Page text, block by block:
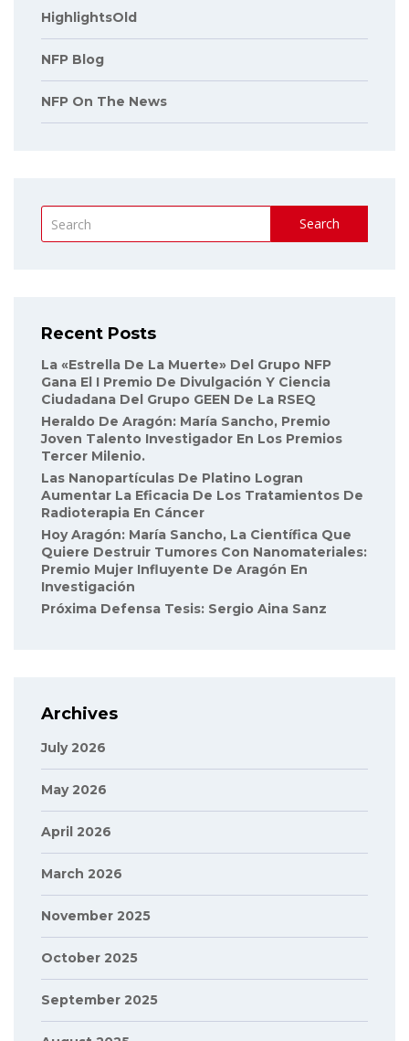
HighlightsOld
NFP Blog
NFP On The News
Search
Recent Posts
La «Estrella De La Muerte» Del Grupo NFP
Gana El I Premio De Divulgación Y Ciencia
Ciudadana Del Grupo GEEN De La RSEQ
Heraldo De Aragón: María Sancho, Premio
Joven Talento Investigador En Los Premios
Tercer Milenio.
Las Nanopartículas De Platino Logran
Aumentar La Eficacia De Los Tratamientos De
Radioterapia En Cáncer
Hoy Aragón: María Sancho, La Científica Que
Quiere Destruir Tumores Con Nanomateriales:
Premio Mujer Influyente De Aragón En
Investigación
Próxima Defensa Tesis: Sergio Aina Sanz
Archives
July 2026
May 2026
April 2026
March 2026
November 2025
October 2025
September 2025